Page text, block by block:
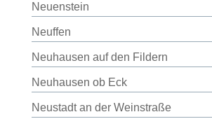
Neuenstein
Neuffen
Neuhausen auf den Fildern
Neuhausen ob Eck
Neustadt an der Weinstraße